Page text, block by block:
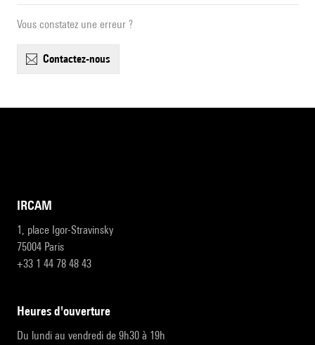
Vous constatez une erreur ?
contactez-nous
IRCAM
1, place Igor-Stravinsky
75004 Paris
+33 1 44 78 48 43
heures d'ouverture
Du lundi au vendredi de 9h30 à 19h